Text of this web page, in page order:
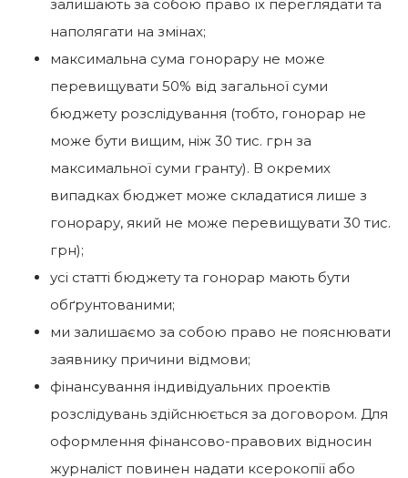
залишають за собою право їх переглядати та
наполягати на змінах;
максимальна сума гонорару не може
перевищувати 50% від загальної суми
бюджету розслідування (тобто, гонорар не
може бути вищим, ніж 30 тис. грн за
максимальної суми гранту). В окремих
випадках бюджет може складатися лише з
гонорару, який не може перевищувати 30 тис.
грн);
усі статті бюджету та гонорар мають бути
обґрунтованими;
ми залишаємо за собою право не пояснювати
заявнику причини відмови;
фінансування індивідуальних проектів
розслідувань здійснюється за договором. Для
оформлення фінансово-правових відносин
журналіст повинен надати ксерокопії або